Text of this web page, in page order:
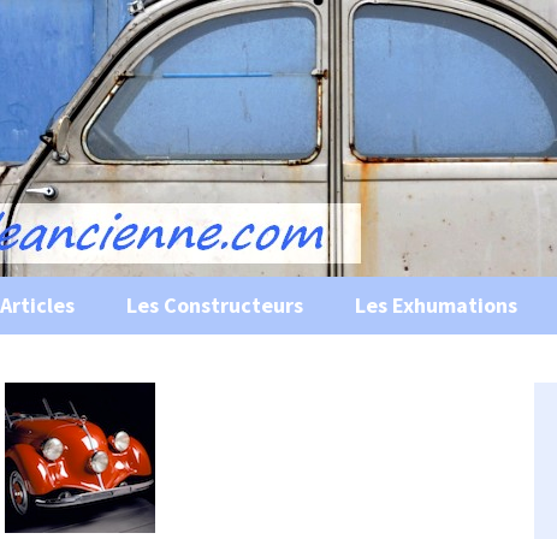
Ancienne
historiques …
évènements
musées
Les Constructeurs Les Exhumations